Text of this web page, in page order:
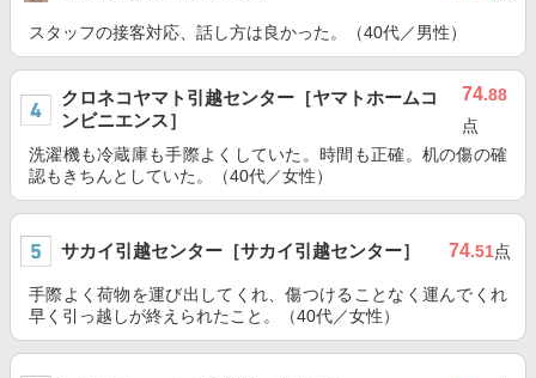
スタッフの接客対応、話し方は良かった。（40代／男性）
クロネコヤマト引越センター［ヤマトホームコ
ンビニエンス］
74.88
点
洗濯機も冷蔵庫も手際よくしていた。時間も正確。机の傷の確
認もきちんとしていた。（40代／女性）
サカイ引越センター［サカイ引越センター］ 74.51点
手際よく荷物を運び出してくれ、傷つけることなく運んでくれ
早く引っ越しが終えられたこと。（40代／女性）